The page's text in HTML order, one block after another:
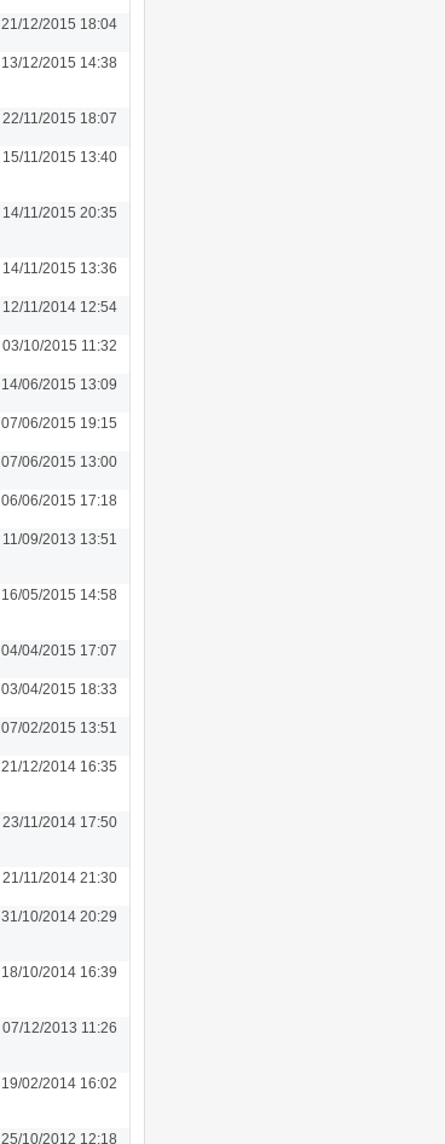
21/12/2015 18:04
13/12/2015 14:38
22/11/2015 18:07
15/11/2015 13:40
14/11/2015 20:35
14/11/2015 13:36
12/11/2014 12:54
03/10/2015 11:32
14/06/2015 13:09
07/06/2015 19:15
07/06/2015 13:00
06/06/2015 17:18
11/09/2013 13:51
16/05/2015 14:58
04/04/2015 17:07
03/04/2015 18:33
07/02/2015 13:51
21/12/2014 16:35
23/11/2014 17:50
21/11/2014 21:30
31/10/2014 20:29
18/10/2014 16:39
07/12/2013 11:26
19/02/2014 16:02
25/10/2012 12:18